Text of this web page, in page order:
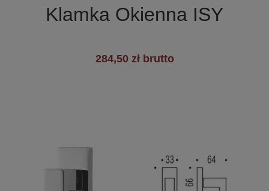
Klamka Okienna ISY
284,50 zł brutto